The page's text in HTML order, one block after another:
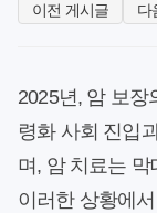
이전 게시글
다
2025년, 암 보장
령화 사회 진입
며, 암 치료는
이러한 상황에